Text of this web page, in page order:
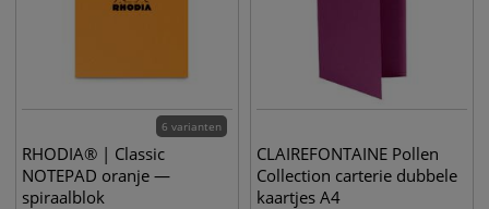
6 varianten
RHODIA® | Classic
NOTEPAD oranje —
spiraalblok
CLAIREFONTAINE Pollen
Collection carterie dubbele
kaartjes A4